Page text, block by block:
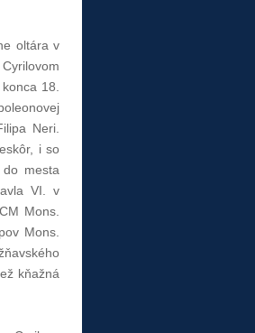
oltára v
18.
Neri.
i so
mesta
VI. v
Mons.
Mons.
kňažná